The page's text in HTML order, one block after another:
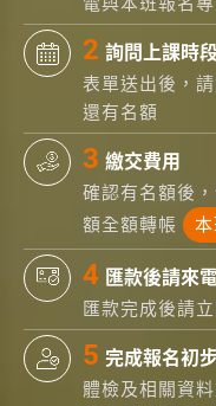
詢問上課時
表單送出後，
還有名額
繳交費用
確認有名額後
額全額轉帳
匯款後請來
匯款完成後請
完成報名初
體檢及相關資